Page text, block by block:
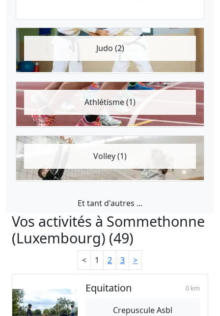
Judo (2)
Athlétisme (1)
Volley (1)
Et tant d'autres ...
Vos activités à Sommethonne
(Luxembourg) (49)
< 1 2 3 >
Equitation 0 km
Crepuscule Asbl